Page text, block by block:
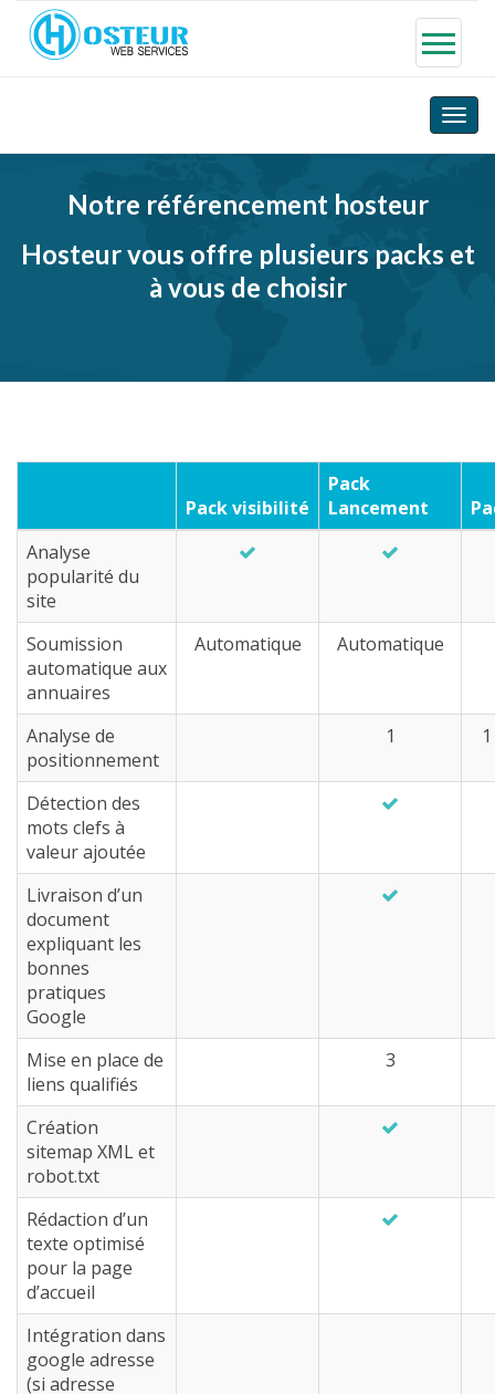
Toggle
Notre référencement hosteur
Hosteur vous offre plusieurs packs et
à vous de choisir
Pack visibilité
Pack
Lancement
Analyse
popularité du
site
Soumission
automatique aux
annuaires
Automatique Automatique
Analyse de
positionnement
1
Détection des
mots clefs à
valeur ajoutée
Livraison d’un
document
expliquant les
bonnes
pratiques
Google
Mise en place de
liens qualifiés
3
Création
sitemap XML et
robot.txt
Rédaction d’un
texte optimisé
pour la page
d’accueil
Intégration dans
google adresse
(si adresse